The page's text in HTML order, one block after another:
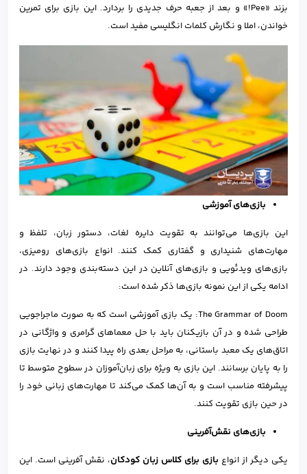
بزند «Pee!» و بعد از جعبه حرف جدیدی را بردارد. این بازی برای تمرین
خواندن، املا و نگارش کلمات انگلیسی مفید است.
بازی‌های آموزشی
این بازی‌ها می‌توانند به تقویت دایره لغات، دستور زبان، تلفظ و
مهارت‌های شنیداری و گفتاری کمک کنند. انواع بازی‌های رومیزی،
بازی‌های ویدئویی و بازی‌های آنلاین در این دسته‌بندی وجود دارند. در
ادامه یکی از این نمونه بازی‌ها ذکر شده است:
The Grammar of Doom: یک بازی آموزشی است که به صورت ماجراجویی
طراحی شده و در آن بازیکنان باید با حل معماهای گرامری و واژگانی در
اتاق‌های یک معبد باستانی، به مراحل بعدی راه پیدا کنند و در نهایت بازی
را به پایان برسانند. این بازی به ویژه برای زبان‌آموزان در سطوح متوسط تا
پیشرفته مناسب است و به آن‌ها کمک می‌کند تا مهارت‌های زبانی خود را
در حین بازی تقویت کنند.
بازی‌های نقش‌آفرینی
یکی دیگر از انواع بازی برای کلاس زبان کودکان، نقش آفرینی است. این